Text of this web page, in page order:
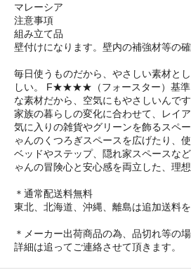
マレーシア
注意事項
組み立て品
壁付けになります。壁内の補強材等の
毎日使うものだから、やさしい素材と
しい。 F★★★★（フォースター）基準
な素材だから、空気にもやさしいんで
家族の暮らしの変化に合わせて、レイ
気に入りの雑貨やグリーンを飾るスペ
ゃんのくつろぎスペースを広げたり、
ベッドやステップ、隠れ家スペースな
ゃんの冒険心と安心感を両立した、理
＊通常配送料無料
東北、北海道、沖縄、離島は追加送料
＊メーカー出荷商品の為、品切れ等の
詳細は追ってご連絡させて頂きます。